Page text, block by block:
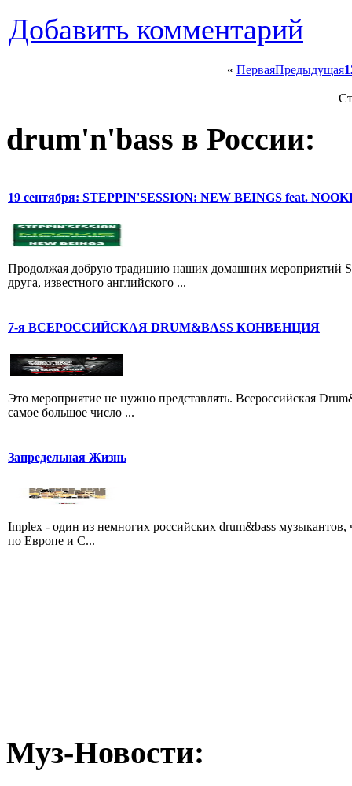
Добавить комментарий
« ПерваяПредыдущая1
drum'n'bass в России:
19 сентября: STEPPIN'SESSION: NEW BEINGS feat.
Продолжая добрую традицию наших домашних мероприятий
друга, известного английского ...
7-я ВСЕРОССИЙСКАЯ DRUM&BASS КОНВЕНЦИЯ
Это мероприятие не нужно представлять. Всероссийская
самое большое число ...
Запредельная Жизнь
Implex - один из немногих российских drum&bass музыкантов,
по Европе и С...
Муз-Новости: